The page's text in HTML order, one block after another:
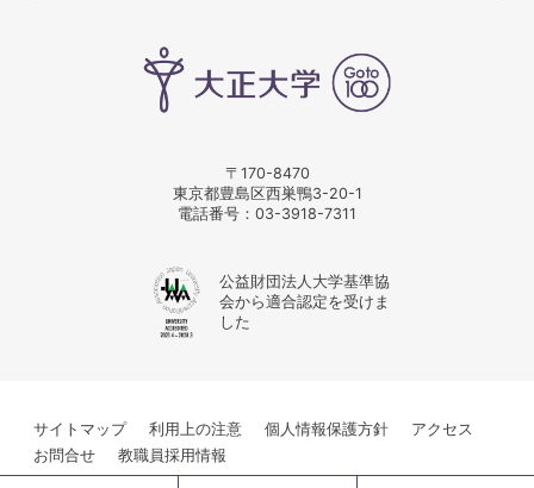
〒170-8470
東京都豊島区西巣鴨3-20-1
電話番号： 03-3918-7311
公益財団法人大学基準協
会から適合認定を受けま
した
サイトマップ 利用上の注意 個人情報保護方針
アクセス
お問合せ
教職員採用情報